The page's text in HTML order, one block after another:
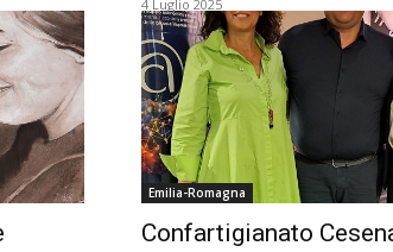
4 Luglio 2025
Emilia-Romagna
Confartigianato